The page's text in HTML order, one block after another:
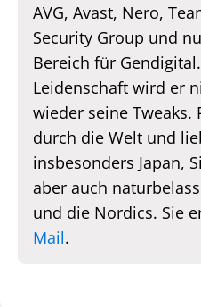
AVG, Avast, Nero,
Security Group und
Bereich für
Leidenschaft wird er
wieder seine Tweaks.
durch die Welt und
insbesonders Japan,
aber auch
und die Nordics. Sie
Mail.